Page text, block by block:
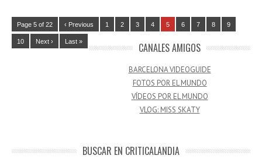
Page 5 of 22 ‹ Previous 1 2 3 4 5 6 7 8 9
10 Next › Last » CANALES AMIGOS
BARCELONA VIDEOGUIDE
FOTOS POR EL MUNDO
VÍDEOS POR EL MUNDO
VLOG: MISS SKATY
BUSCAR EN CRITICALANDIA